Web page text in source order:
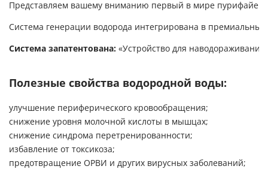
Представляем вашему вниманию первый в мире пурифайер
Система генерации водорода интегрирована в
Система запатентована: «Устройство для
Полезные свойства водородной воды:
улучшение периферического кровообращения;
снижение уровня молочной кислоты в мышцах;
снижение синдрома перетренированности;
избавление от токсикоза;
предотвращение ОРВИ и других вирусных заболеваний;